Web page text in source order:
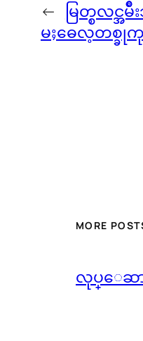
← မြတ္စလင္
မႈဓေလ့တစ္ခု
MORE
လုပ္ေဆာင္